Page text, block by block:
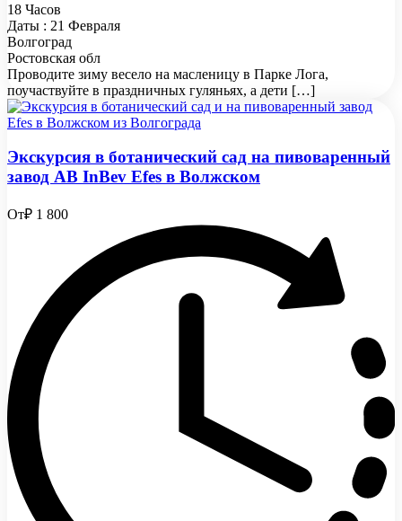
18 Часов
Даты : 21 Февраля
Волгоград
Ростовская обл
Проводите зиму весело на масленицу в Парке Лога,
поучаствуйте в праздничных гуляньях, а дети […]
Экскурсия в ботанический сад на пивоваренный
завод AB InBev Efes в Волжском
От₽ 1 800